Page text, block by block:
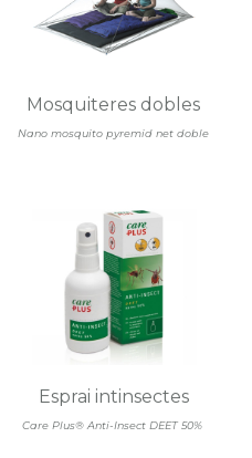
Nano mosquito pyremid net doble
Mosquiteres dobles
Care Plus® Anti-Insect DEET 50%
Esprai intinsectes